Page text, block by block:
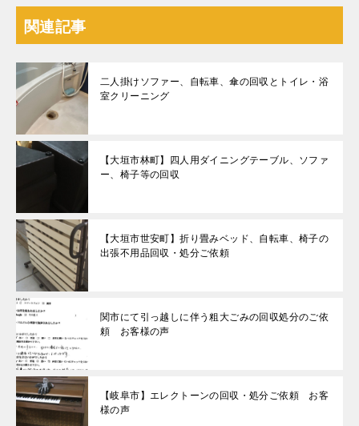
関連記事
二人掛けソファー、自転車、傘の回収とトイレ・浴
室クリーニング
【大垣市林町】四人用ダイニングテーブル、ソファ
ー、椅子等の回収
【大垣市世安町】折り畳みベッド、自転車、椅子の
出張不用品回収・処分ご依頼
関市にて引っ越しに伴う粗大ごみの回収処分のご依
頼 お客様の声
【岐阜市】エレクトーンの回収・処分ご依頼 お客
様の声